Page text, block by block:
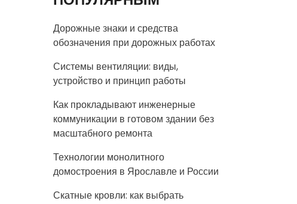
Дорожные знаки и средства
обозначения при дорожных работах
Системы вентиляции: виды,
устройство и принцип работы
Как прокладывают инженерные
коммуникации в готовом здании без
масштабного ремонта
Технологии монолитного
домостроения в Ярославле и России
Скатные кровли: как выбрать